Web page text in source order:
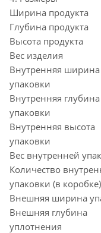
Ширина продукта
Глубина продукта
Высота продукта
Вес изделия
Внутренняя ширина
упаковки
Внутренняя глубина
упаковки
Внутренняя высота
упаковки
Вес внутренней
Количество
упаковки (в коробке)
Внешняя ширина
Внешняя глубина
уплотнения